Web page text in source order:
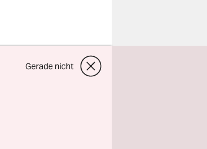
Gerade nicht